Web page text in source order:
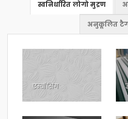
स्वनिर्धारित लोगो मुद्रण
अनुकूलित
एम्बॉसिंग